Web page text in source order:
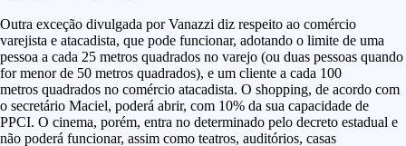
Outra exceção divulgada por Vanazzi diz respeito ao comércio
varejista e atacadista, que pode funcionar, adotando o limite de uma
pessoa a cada 25 metros quadrados no varejo (ou duas pessoas quando
for menor de 50 metros quadrados), e um cliente a cada 100
metros quadrados no comércio atacadista. O shopping, de acordo com
o secretário Maciel, poderá abrir, com 10% da sua capacidade de
PPCI. O cinema, porém, entra no determinado pelo decreto estadual e
não poderá funcionar, assim como teatros, auditórios, casas